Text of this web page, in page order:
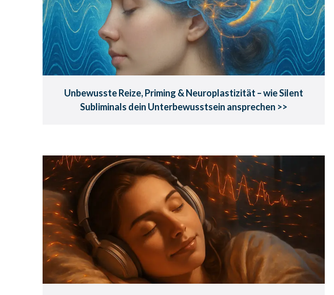
dein Unterbewusstsein ansprechen.
Was wirkt, ohne dass du es bemerkst.
Unbewusste Reize, Priming & Neuroplastizität – wie Silent
Subliminals dein Unterbewusstsein ansprechen >>
Subliminals im Schlaf hören – Wie sinnvoll
ist das wirklich?
Wenn Worte wirken – auch während du schläfst.